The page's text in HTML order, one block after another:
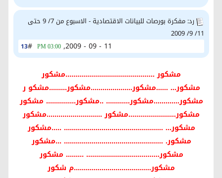
رد: مفكرة بورصات للبيانات الاقتصادية - الاسبوع من 7/ 9 حتى
11/ 9/ 2009
13# 11 - 09 - 2009,
03:00 PM
مشكور .............................................مشكور
مشكور... ......مشكور.....................مشكور.........مشكو ر
مشكور.............مشكور............ ..مشكور............... مشكور
مشكور........................مشكور ............................مشكور
مشكور... .................................................. .....مشكور
مشكور. .................................................. ...مشكور
مشكور..................................... ......... مشكور
مشكور.......................................م شكور